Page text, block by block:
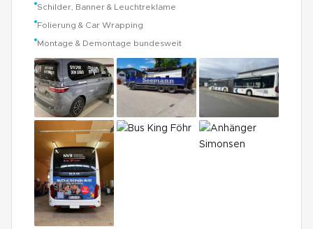
Schilder, Banner & Leuchtreklame
Folierung & Car Wrapping
Montage & Demontage bundesweit